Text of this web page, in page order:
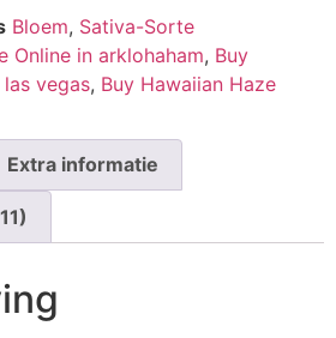
Bloem, Sativa-Sorte
Online in arklohaham, Buy
vegas, Buy Hawaiian Haze
Extra informatie